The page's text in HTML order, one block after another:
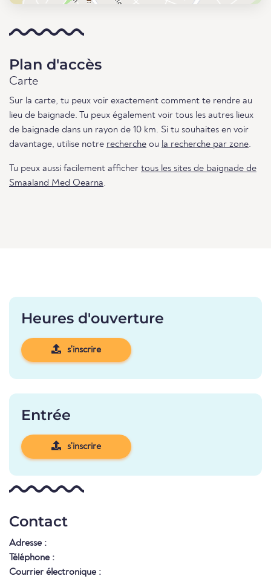
Plan d'accès
Carte
Sur la carte, tu peux voir exactement comment te rendre au
lieu de baignade. Tu peux également voir tous les autres lieux
de baignade dans un rayon de 10 km. Si tu souhaites en voir
davantage, utilise notre recherche ou la recherche par zone.
Tu peux aussi facilement afficher tous les sites de baignade de
Smaaland Med Oearna.
Heures d'ouverture
s'inscrire
Entrée
s'inscrire
Contact
Adresse :
Téléphone :
Courrier électronique :